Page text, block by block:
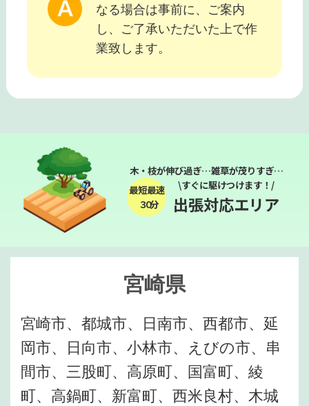
なる場合は事前に、ご案内
し、ご了承いただいた上で作
業致します。
木・枝が伸び過ぎ…雑草が茂りすぎ…
最短最速
３０分
\すぐに駆けつけます！/
出張対応エリア
宮崎県
宮崎市、都城市、日南市、西都市、延
岡市、日向市、小林市、えびの市、串
間市、三股町、高原町、国富町、綾
町、高鍋町、新富町、西米良村、木城